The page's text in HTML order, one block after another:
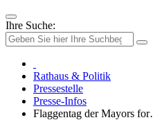
Ihre Suche:
Rathaus & Politik
Pressestelle
Presse-Infos
Flaggentag der Mayors